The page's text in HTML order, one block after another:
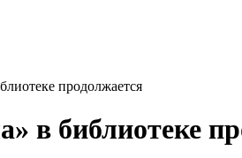
продолжается
в библиотеке